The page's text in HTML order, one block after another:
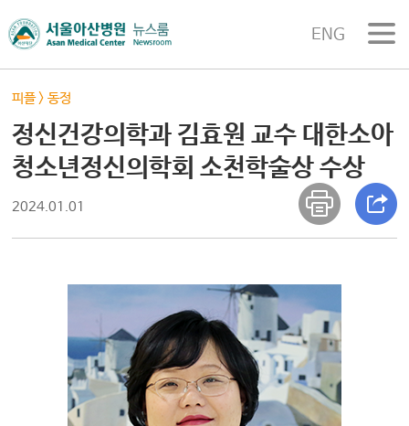
ENG
피플>동정
정신건강의학과 김효원 교수 대한소아
청소년정신의학회 소천학술상 수상
2024.01.01